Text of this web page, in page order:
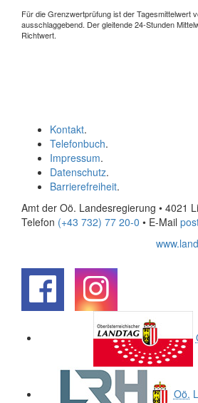
Für die Grenzwertprüfung ist der Tagesmittelwert
ausschlaggebend. Der gleitende 24-Stunden
Richtwert.
Kontakt.
Telefonbuch.
Impressum.
Datenschutz.
Barrierefreiheit.
Amt der Oö. Landesregierung • 4021
Telefon (+43 732) 77 20-0 • E-Mail
Oö.